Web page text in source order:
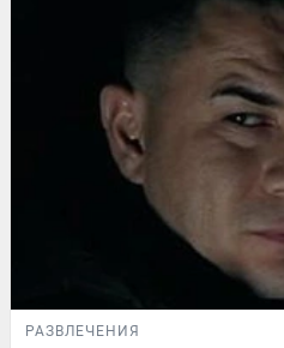
РАЗВЛЕЧЕНИЯ